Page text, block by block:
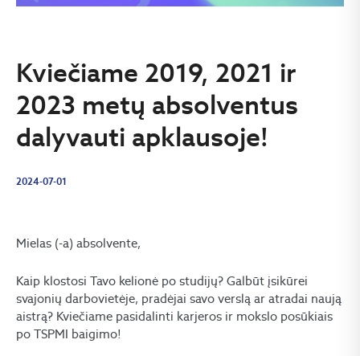
Kviečiame 2019, 2021 ir
2023 metų absolventus
dalyvauti apklausoje!
2024-07-01
Mielas (-a) absolvente,
Kaip klostosi Tavo kelionė po studijų? Galbūt įsikūrei
svajonių darbovietėje, pradėjai savo verslą ar atradai naują
aistrą? Kviečiame pasidalinti karjeros ir mokslo posūkiais
po TSPMI baigimo!